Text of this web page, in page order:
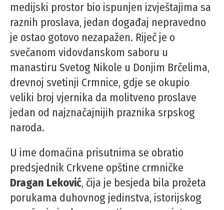
medijski prostor bio ispunjen izvještajima sa
raznih proslava, jedan događaj nepravedno
je ostao gotovo nezapažen. Riječ je o
svečanom vidovdanskom saboru u
manastiru Svetog Nikole u Donjim Brčelima,
drevnoj svetinji Crmnice, gdje se okupio
veliki broj vjernika da molitveno proslave
jedan od najznačajnijih praznika srpskog
naroda.
U ime domaćina prisutnima se obratio
predsjednik Crkvene opštine crmničke
Dragan Leković, čija je besjeda bila prožeta
porukama duhovnog jedinstva, istorijskog